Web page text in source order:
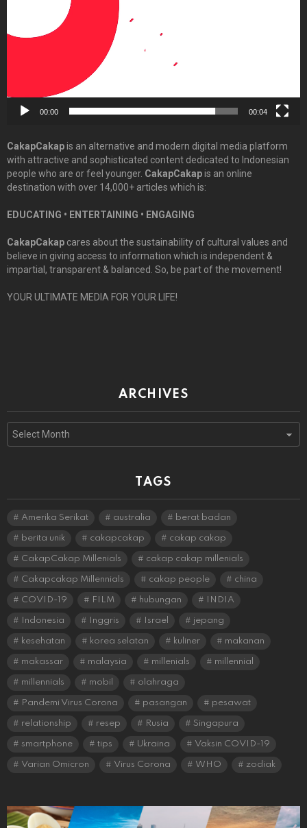
00:00 00:04
CakapCakapis an alternative and modern digital media platform
with attractive and sophisticated content dedicated to Indonesian
people who are or feel younger. CakapCakapis an online
destination with over 14,000+ articles which is:
EDUCATING • ENTERTAINING • ENGAGING
CakapCakap cares about the sustainability of cultural values and
believe in giving access to information which is independent &
impartial, transparent & balanced. So, be part of the movement!
YOUR ULTIMATE MEDIA FOR YOUR LIFE!
ARCHIVES
TAGS
Amerika Serikat australia berat badan
berita unik cakapcakap cakap cakap
CakapCakap Millenials cakap cakap millenials
Cakapcakap Millennials cakap people china
COVID-19 FILM hubungan INDIA
Indonesia Inggris Israel jepang
kesehatan korea selatan kuliner makanan
makassar malaysia millenials millennial
millennials mobil olahraga
Pandemi Virus Corona pasangan pesawat
relationship resep Rusia Singapura
smartphone tips Ukraina Vaksin COVID-19
Varian Omicron Virus Corona WHO zodiak